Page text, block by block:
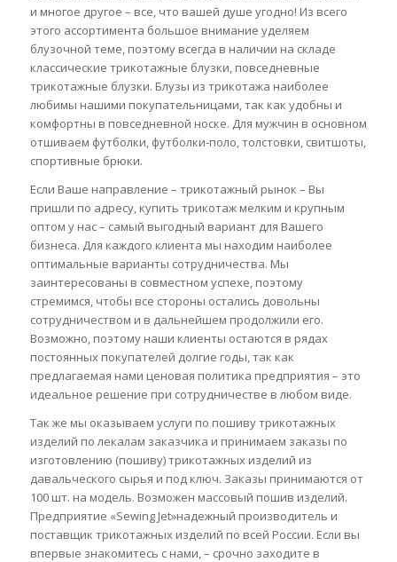
и многое другое – все, что вашей душе угодно! Из всего
этого ассортимента большое внимание уделяем
блузочной теме, поэтому всегда в наличии на складе
классические трикотажные блузки, повседневные
трикотажные блузки. Блузы из трикотажа наиболее
любимы нашими покупательницами, так как удобны и
комфортны в повседневной носке. Для мужчин в основном
отшиваем футболки, футболки-поло, толстовки, свитшоты,
спортивные брюки.
Если Ваше направление – трикотажный рынок – Вы
пришли по адресу, купить трикотаж мелким и крупным
оптом у нас – самый выгодный вариант для Вашего
бизнеса. Для каждого клиента мы находим наиболее
оптимальные варианты сотрудничества. Мы
заинтересованы в совместном успехе, поэтому
стремимся, чтобы все стороны остались довольны
сотрудничеством и в дальнейшем продолжили его.
Возможно, поэтому наши клиенты остаются в рядах
постоянных покупателей долгие годы, так как
предлагаемая нами ценовая политика предприятия – это
идеальное решение при сотрудничестве в любом виде.
Так же мы оказываем услуги по пошиву трикотажных
изделий по лекалам заказчика и принимаем заказы по
изготовлению (пошиву) трикотажных изделий из
давальческого сырья и под ключ. Заказы принимаются от
100 шт. на модель. Возможен массовый пошив изделий.
Предприятие «Sewing Jet»надежный производитель и
поставщик трикотажных изделий по всей России. Если вы
впервые знакомитесь с нами, – срочно заходите в